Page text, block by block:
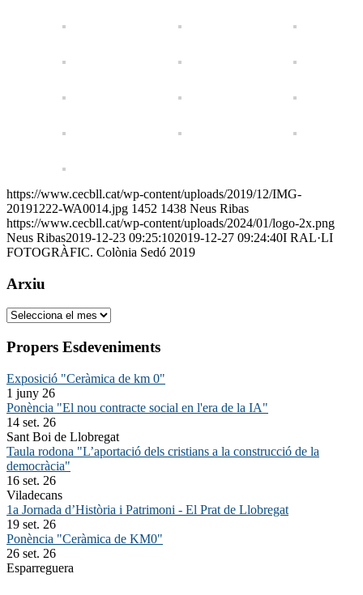
https://www.cecbll.cat/wp-content/uploads/2019/12/IMG-
20191222-WA0014.jpg 1452 1438 Neus Ribas
https://www.cecbll.cat/wp-content/uploads/2024/01/logo-2x.png
Neus Ribas2019-12-23 09:25:102019-12-27 09:24:40I RAL·LI
FOTOGRÀFIC. Colònia Sedó 2019
Arxiu
Arxiu
Propers Esdeveniments
Exposició "Ceràmica de km 0"
1 juny 26
Ponència "El nou contracte social en l'era de la IA"
14 set. 26
Sant Boi de Llobregat
Taula rodona "L’aportació dels cristians a la construcció de la
democràcia"
16 set. 26
Viladecans
1a Jornada d’Història i Patrimoni - El Prat de Llobregat
19 set. 26
Ponència "Ceràmica de KM0"
26 set. 26
Esparreguera